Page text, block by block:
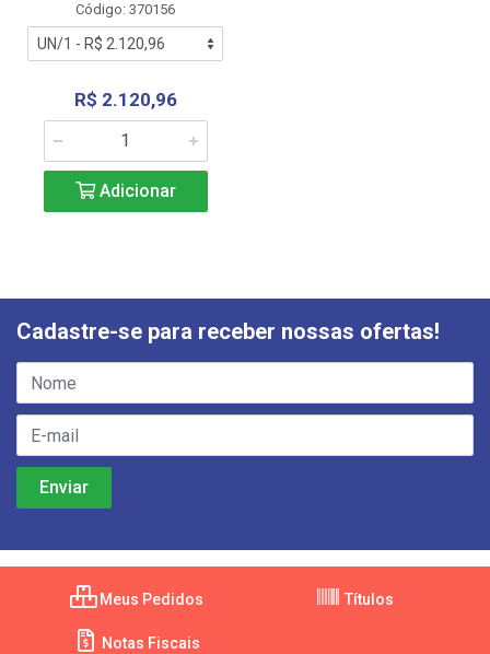
Código: 370156
R$ 2.120,96
Adicionar
Cadastre-se para receber nossas ofertas!
Meus Pedidos Títulos
Notas Fiscais